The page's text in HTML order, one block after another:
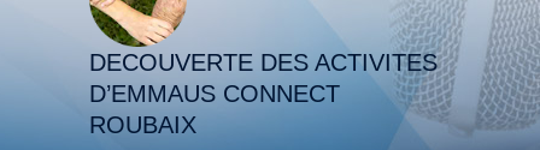
DECOUVERTE DES ACTIVITES
D’EMMAUS CONNECT
ROUBAIX